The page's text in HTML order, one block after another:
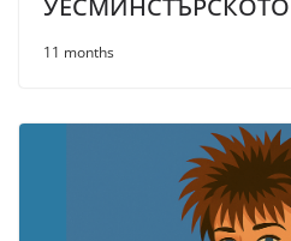
УЕСМИНСТЪРСКОТО
11 months